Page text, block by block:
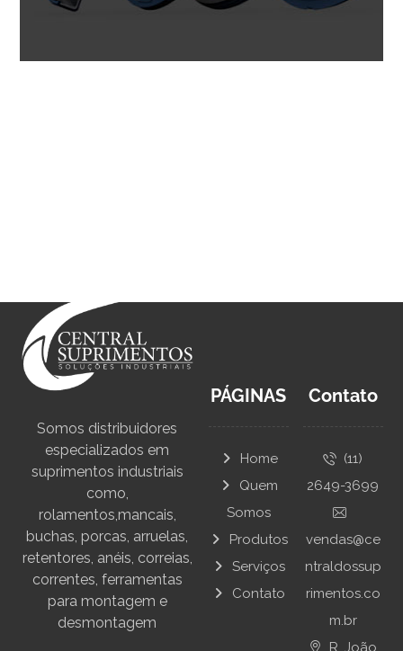
Somos distribuidores
especializados em
suprimentos industriais
como,
rolamentos,mancais,
buchas, porcas, arruelas,
retentores, anéis, correias,
correntes, ferramentas
para montagem e
desmontagem
PÁGINAS
Home
Quem
Somos
Produtos
Serviços
Contato
Contato
(11)
2649-3699
vendas@ce
ntraldossup
rimentos.co
m.br
R. João